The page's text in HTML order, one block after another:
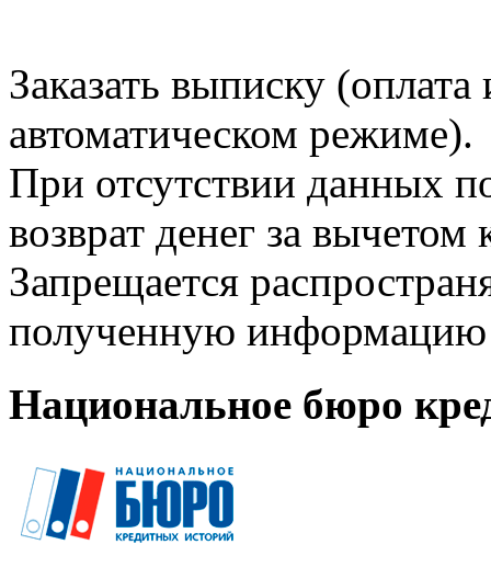
Заказать выписку
автоматическом режиме).
При отсутствии данных
возврат денег за
Запрещается
полученную информацию
Национальное бюро